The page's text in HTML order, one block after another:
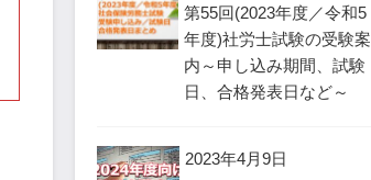
第55回(2023年度／令和5
年度)社労士試験の受験案
内～申し込み期間、試験
日、合格発表日など～
2023年4月9日